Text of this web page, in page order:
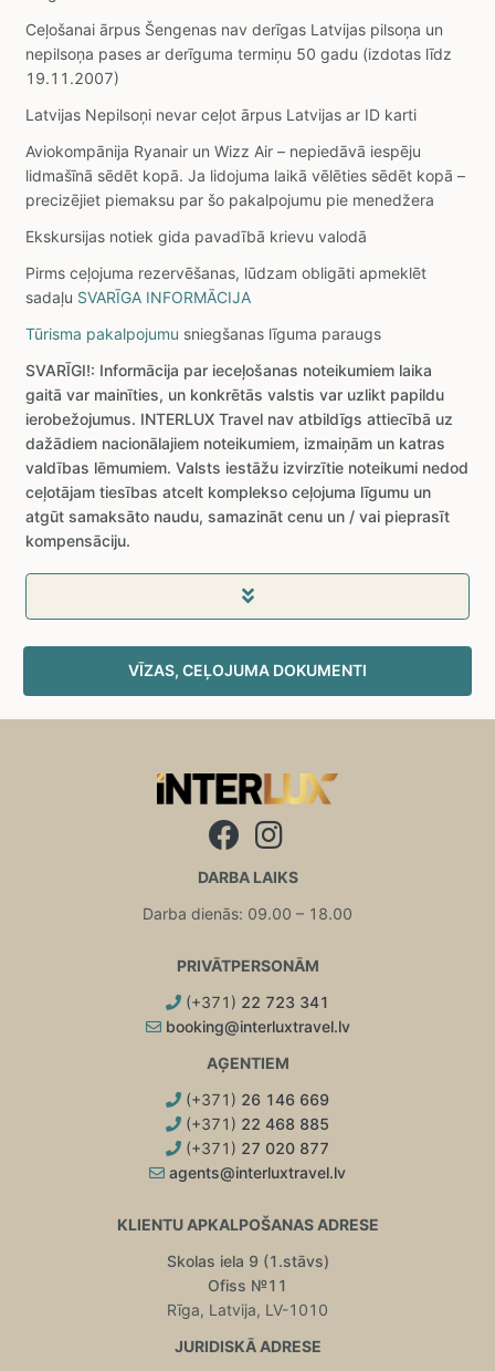
Ceļošanai ārpus Šengenas nav derīgas Latvijas pilsoņa un
nepilsoņa pases ar derīguma termiņu 50 gadu (izdotas līdz
19.11.2007)
Latvijas Nepilsoņi nevar ceļot ārpus Latvijas ar ID karti
Aviokompānija Ryanair un Wizz Air – nepiedāvā iespēju
lidmašīnā sēdēt kopā. Ja lidojuma laikā vēlēties sēdēt kopā –
precizējiet piemaksu par šo pakalpojumu pie menedžera
Ekskursijas notiek gida pavadībā krievu valodā
Pirms ceļojuma rezervēšanas, lūdzam obligāti apmeklēt
sadaļu SVARĪGA INFORMĀCIJA
Tūrisma pakalpojumu sniegšanas līguma paraugs
SVARĪGI!: Informācija par ieceļošanas noteikumiem laika
gaitā var mainīties, un konkrētās valstis var uzlikt papildu
ierobežojumus. INTERLUX Travel nav atbildīgs attiecībā uz
dažādiem nacionālajiem noteikumiem, izmaiņām un katras
valdības lēmumiem. Valsts iestāžu izvirzītie noteikumi nedod
ceļotājam tiesības atcelt komplekso ceļojuma līgumu un
atgūt samaksāto naudu, samazināt cenu un / vai pieprasīt
kompensāciju.
VĪZAS, CEĻOJUMA DOKUMENTI
DARBA LAIKS
Darba dienās: 09.00 – 18.00
PRIVĀTPERSONĀM
(+371) 22 723 341
booking@interluxtravel.lv
AĢENTIEM
(+371) 26 146 669
(+371) 22 468 885
(+371) 27 020 877
agents@interluxtravel.lv
KLIENTU APKALPOŠANAS ADRESE
Skolas iela 9 (1.stāvs)
Ofiss №11
Rīga, Latvija, LV-1010
JURIDISKĀ ADRESE